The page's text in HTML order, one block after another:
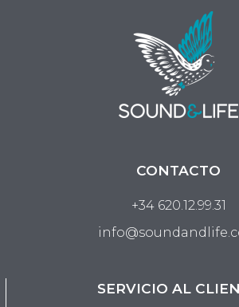
CONTACTO
+34 620.12.99.31
SERVICIO AL